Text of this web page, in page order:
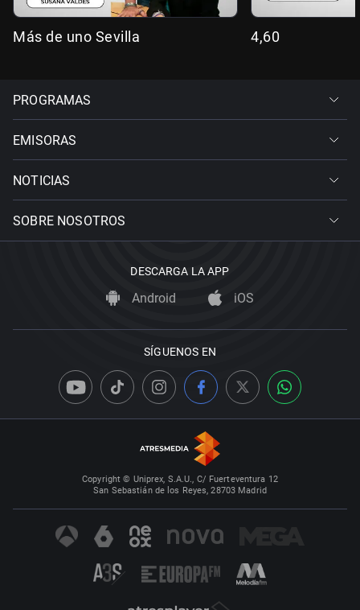
Más de uno Sevilla 4,60
PROGRAMAS
EMISORAS
NOTICIAS
SOBRE NOSOTROS
DESCARGA LA APP
Android iOS
SÍGUENOS EN
Copyright © Uniprex, S.A.U., C/ Fuerteventura 12
San Sebastián de los Reyes, 28703 Madrid